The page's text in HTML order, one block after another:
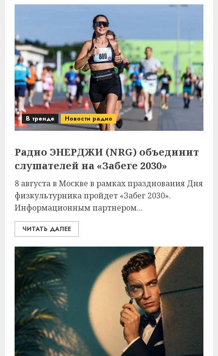
В тренде Новости радио
Радио ЭНЕРДЖИ (NRG) объединит
слушателей на «Забеге 2030»
8 августа в Москве в рамках празднования Дня
физкультурника пройдет «Забег 2030».
Информационным партнером...
ЧИТАТЬ ДАЛЕЕ